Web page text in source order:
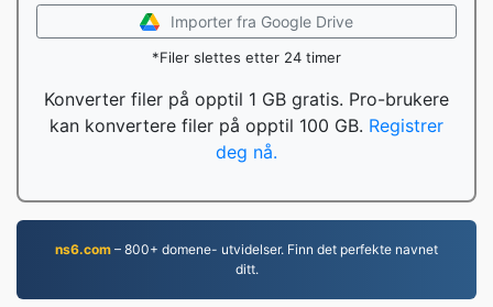
Importer fra Google Drive
*Filer slettes etter 24 timer
Konverter filer på opptil 1 GB gratis. Pro-brukere
kan konvertere filer på opptil 100 GB. Registrer
deg nå.
ns6.com – 800+ domene- utvidelser. Finn det perfekte navnet
ditt.